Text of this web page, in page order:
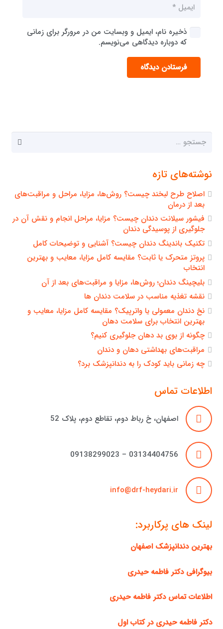
ذخیره نام، ایمیل و وبسایت من در مرورگر برای زمانی
که دوباره دیدگاهی می‌نویسم.
فرستادن دیدگاه
جستجو
نوشته‌های تازه
اصلاح طرح لبخند چیست؟ روش‌ها، مزایا، مراحل و مراقبت‌های
بعد از درمان
فیشور سیلانت دندان چیست؟ مزایا، مراحل انجام و نقش آن در
جلوگیری از پوسیدگی دندان
تکنیک باندینگ دندان چیست؟ آشنایی و توضیحات کامل
پروتز متحرک یا ثابت؟ مقایسه کامل مزایا، معایب و بهترین
انتخاب
بلیچینگ دندان؛ روش‌ها، مزایا و مراقبت‌های بعد از آن
نقشه تغذیه مناسب در سلامت دندان ها
نخ دندان معمولی یا واترپیک؟ مقایسه کامل مزایا، معایب و
بهترین انتخاب برای سلامت دهان
چگونه از بوی بد دهان جلوگیری کنیم؟
مراقبت‌های بهداشتی دهان و دندان
چه زمانی باید کودک را به دندانپزشک برد؟
اطلاعات تماس
اصفهان، خ رباط دوم، تقاطع دوم، پلاک 52
03134404756 – 09138299023
info@drf-heydari.ir
لینک های پرکاربرد:
بهترین دندانپزشک اصفهان
بیوگرافی دکتر فاطمه حیدری
اطلاعات تماس دکتر فاطمه حیدری
دکتر فاطمه حیدری در کتاب اول